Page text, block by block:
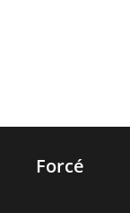
Forcé